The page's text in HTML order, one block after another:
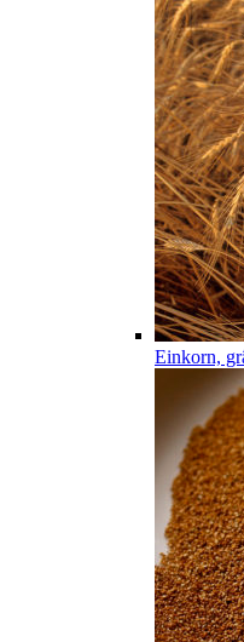
Einkorn,